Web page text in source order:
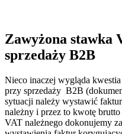
Zawyżona stawka
sprzedaży B2B
Nieco inaczej wygląda
przy sprzedaży B2B
sytuacji należy wystawić
należny i przez to kwotę
VAT należnego dokonujemy